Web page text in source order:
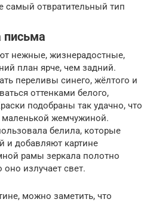
самый отвратительный тип
письма
нежные, жизнерадостные,
план ярче, чем задний.
переливы синего, жёлтого и
оттенками белого,
подобраны так удачно, что
жемчужиной.
белила, которые
и добавляют картине
рамы зеркала полотно
оно излучает свет.
можно заметить, что